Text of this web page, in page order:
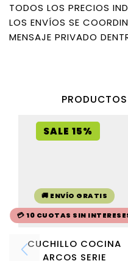
TODOS LOS PRECIOS
LOS ENVÍOS SE
MENSAJE PRIVADO
SALE 15%
🚚 ENVÍO GRATIS
💳 10 CUOTAS SIN
CUCHILLO COCINA
ARCOS SERIE